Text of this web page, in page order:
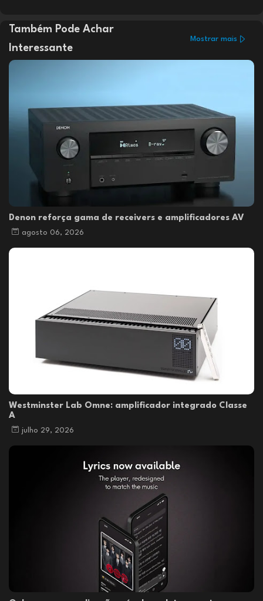
Também Pode Achar
Interessante
Mostrar mais
Denon reforça gama de receivers e amplificadores AV
agosto 06, 2026
Westminster Lab Omne: amplificador integrado Classe
A
julho 29, 2026